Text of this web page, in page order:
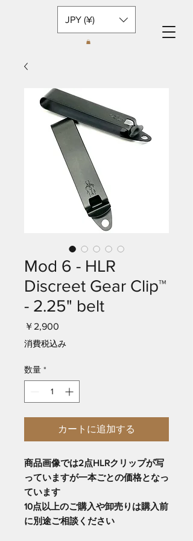
JPY (¥)
Mod 6 - HLR
Discreet Gear Clip™
- 2.25" belt
￥2,900
格
消費税込み
数量 *
カートに追加する
商品画像では2点HLRクリップが写
っていますが一本ごとの価格となっ
ています
10点以上のご購入や卸売りは購入前
に別途ご相談ください